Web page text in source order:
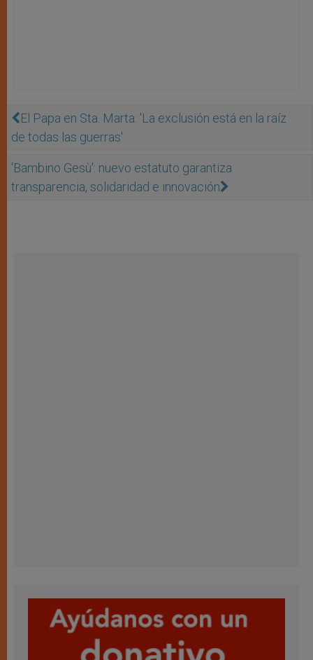
El Papa en Sta. Marta: 'La exclusión está en la raíz
de todas las guerras'
'Bambino Gesù': nuevo estatuto garantiza
transparencia, solidaridad e innovación